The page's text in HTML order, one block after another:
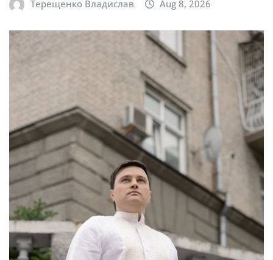
Терещенко Владислав Aug 8, 2026